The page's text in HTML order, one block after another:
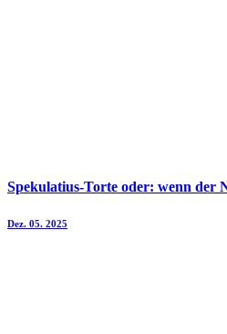
Spekulatius-Torte oder: wenn der
Dez. 05. 2025